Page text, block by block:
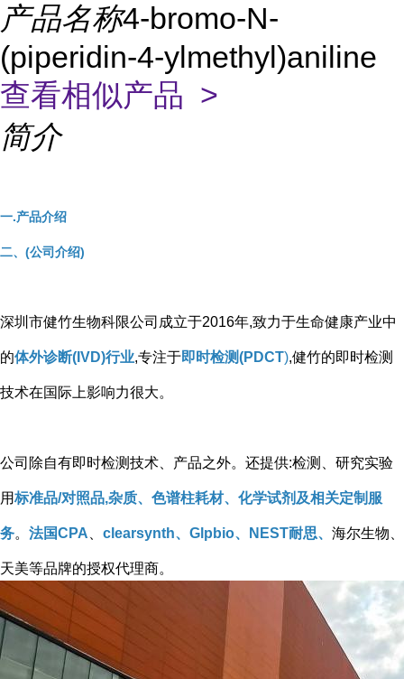
产品名称4-bromo-N-
(piperidin-4-ylmethyl)aniline
查看相似产品 >
简介
一.产品介绍
二、(公司介绍)
深圳市健竹生物科限公司成立于2016年,致力于生命健康产业中
的体外诊断(IVD)行业,专注于即时检测(PDCT),健竹的即时检测
技术在国际上影响力很大。
公司除自有即时检测技术、产品之外。还提供:检测、研究实验
用标准品/对照品,杂质、色谱柱耗材、化学试剂及相关定制服
务。 法国CPA clearsynth、Glpbio、NEST耐思、 海尔生物、
天美等品牌的授权代理商。